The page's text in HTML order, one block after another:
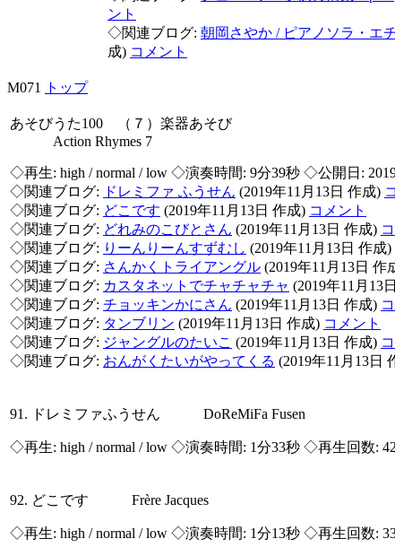
ント
◇関連ブログ: 朝岡さやか / ピアノソラ・エ
成) コメント
M071 トップ
あそびうた100 （７）楽器あそび
Action Rhymes 7
◇再生: high / normal / low ◇演奏時間: 9分39秒 ◇公開日: 2019
◇関連ブログ: ドレミファ ふうせん (2019年11月13日 作成)
◇関連ブログ: どこです (2019年11月13日 作成) コメント
◇関連ブログ: どれみのこびとさん (2019年11月13日 作成)
◇関連ブログ: りーんりーんすずむし (2019年11月13日 作成)
◇関連ブログ: さんかくトライアングル (2019年11月13日 作
◇関連ブログ: カスタネットでチャチャチャ (2019年11月13
◇関連ブログ: チョッキンかにさん (2019年11月13日 作成)
◇関連ブログ: タンブリン (2019年11月13日 作成) コメント
◇関連ブログ: ジャングルのたいこ (2019年11月13日 作成)
◇関連ブログ: おんがくたいがやってくる (2019年11月13日
91. ドレミファふうせん DoReMiFa Fusen
◇再生: high / normal / low ◇演奏時間: 1分33秒 ◇再生回数:
92. どこです Frère Jacques
◇再生: high / normal / low ◇演奏時間: 1分13秒 ◇再生回数: